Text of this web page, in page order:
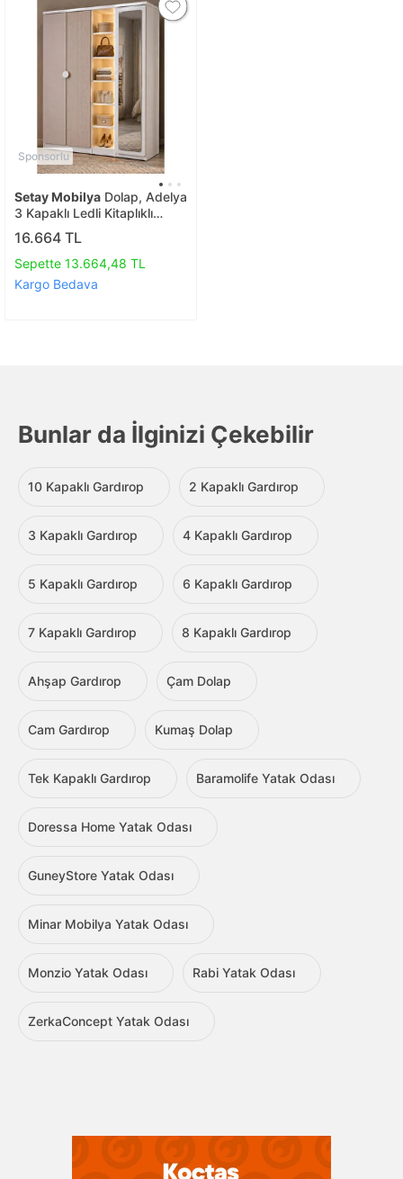
Sponsorlu
Setay Mobilya Dolap, Adelya
3 Kapaklı Ledli Kitaplıklı
Aynalı Gardırop
16.664 TL
Sepette 13.664,48 TL
Kargo Bedava
Bunlar da İlginizi Çekebilir
10 Kapaklı Gardırop 2 Kapaklı Gardırop
3 Kapaklı Gardırop 4 Kapaklı Gardırop
5 Kapaklı Gardırop 6 Kapaklı Gardırop
7 Kapaklı Gardırop 8 Kapaklı Gardırop
Ahşap Gardırop Çam Dolap
Cam Gardırop Kumaş Dolap
Tek Kapaklı Gardırop Baramolife Yatak Odası
Doressa Home Yatak Odası
GuneyStore Yatak Odası
Minar Mobilya Yatak Odası
Monzio Yatak Odası Rabi Yatak Odası
ZerkaConcept Yatak Odası